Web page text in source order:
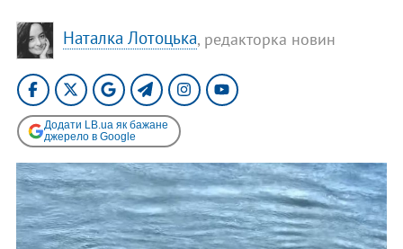
Наталка Лотоцька, редакторка новин
Додати LB.ua як бажане
джерело в Google